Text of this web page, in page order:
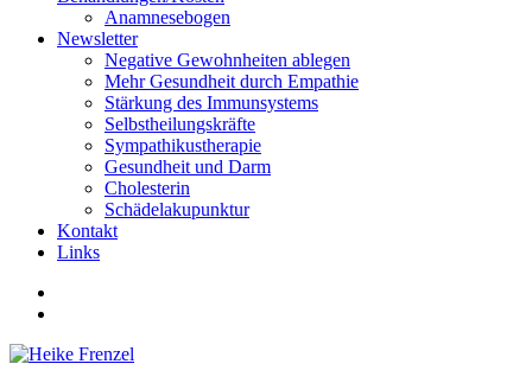
Anamnesebogen
Newsletter
Negative Gewohnheiten ablegen
Mehr Gesundheit durch Empathie
Stärkung des Immunsystems
Selbstheilungskräfte
Sympathikustherapie
Gesundheit und Darm
Cholesterin
Schädelakupunktur
Kontakt
Links